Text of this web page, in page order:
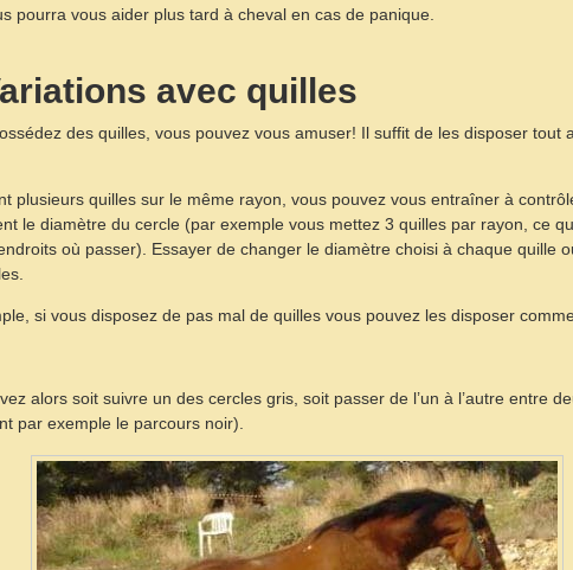
pourra vous aider plus tard à cheval en cas de panique.
avec quilles
des quilles, vous pouvez vous amuser! Il suffit de les disposer tout
plusieurs quilles sur le même rayon, vous pouvez vous entraîner à
le diamètre du cercle (par exemple vous mettez 3 quilles par rayon, ce
où passer). Essayer de changer le diamètre choisi à chaque quille
si vous disposez de pas mal de quilles vous pouvez les disposer
alors soit suivre un des cercles gris, soit passer de l’un à l’autre entre
par exemple le parcours noir).